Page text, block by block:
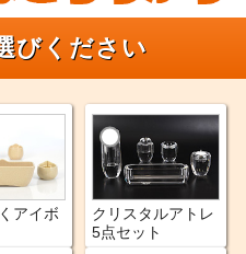
びください
アイボ
クリスタルアトレ
5点セット